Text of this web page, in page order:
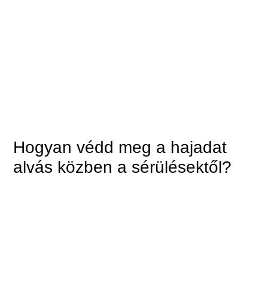
Hogyan védd meg a hajadat
alvás közben a sérülésektől?